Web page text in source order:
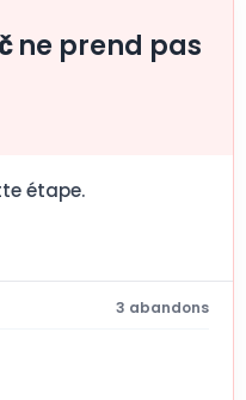
ne prend pas
étape.
3 abandons